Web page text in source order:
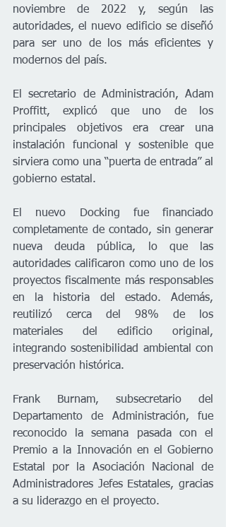
noviembre de 2022 y, según las
autoridades, el nuevo edificio se diseñó
para ser uno de los más eficientes y
modernos del país.
El secretario de Administración, Adam
Proffitt, explicó que uno de los
principales objetivos era crear una
instalación funcional y sostenible que
sirviera como una “puerta de entrada” al
gobierno estatal.
El nuevo Docking fue financiado
completamente de contado, sin generar
nueva deuda pública, lo que las
autoridades calificaron como uno de los
proyectos fiscalmente más responsables
en la historia del estado. Además,
reutilizó cerca del 98% de los
materiales del edificio original,
integrando sostenibilidad ambiental con
preservación histórica.
Frank Burnam, subsecretario del
Departamento de Administración, fue
reconocido la semana pasada con el
Premio a la Innovación en el Gobierno
Estatal por la Asociación Nacional de
Administradores Jefes Estatales, gracias
a su liderazgo en el proyecto.